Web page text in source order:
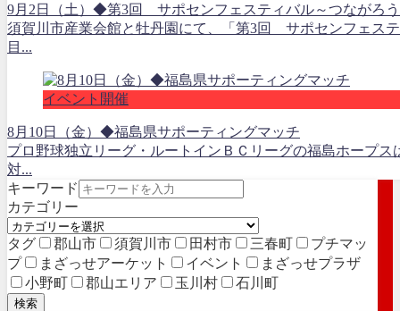
9月2日（土）◆第3回 サポセンフェスティバル～つながろ
須賀川市産業会館と牡丹園にて、「第3回 サポセンフェス
目...
イベント開催
8月10日（金）◆福島県サポーティングマッチ
プロ野球独立リーグ・ルートインＢＣリーグの福島ホープ
対...
キーワード
カテゴリー
タグ 郡山市 須賀川市 田村市 三春町
プチマッ
プ
まざっせアーケット イベント
まざっせプラザ
小野町
郡山エリア 玉川村 石川町
検索